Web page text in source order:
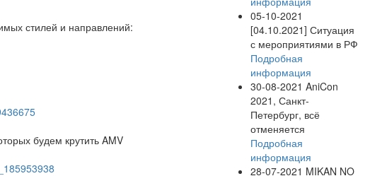
стилей и направлений:
будем крутить AMV
05-10-2021
[04.10.2021] Ситуация
с мероприятиями в РФ
Подробная
информация
30-08-2021 AniCon
2021, Санкт-
Петербург, всё
отменяется
Подробная
информация
28-07-2021 MIKAN NO